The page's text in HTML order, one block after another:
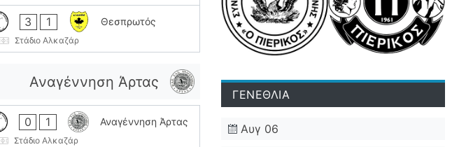
3 1 Θεσπρωτός
Στάδιο Αλκαζάρ
Αναγέννηση Άρτας
0 1 Αναγέννηση Άρτας
Στάδιο Αλκαζάρ
ΓΕΝΕΘΛΙΑ
Αυγ 06